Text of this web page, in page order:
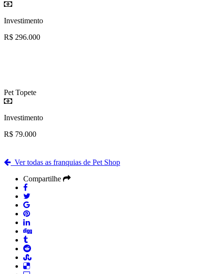
Investimento
R$ 296.000
Pet Topete
Investimento
R$ 79.000
Ver todas as franquias de Pet Shop
Compartilhe